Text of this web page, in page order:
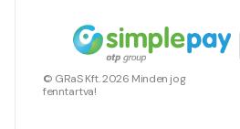
© GRaS Kft. 2026 Minden jog
fenntartva!